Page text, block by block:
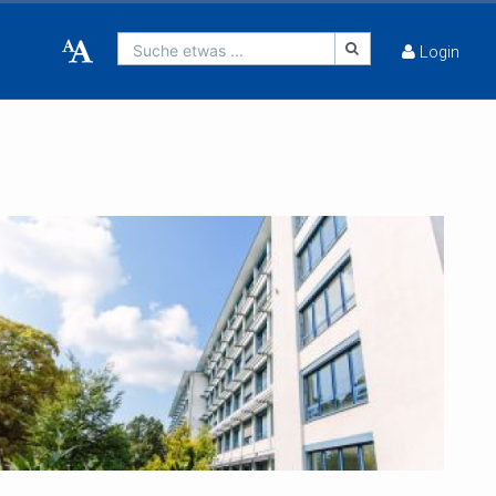
Suche etwas ... Login